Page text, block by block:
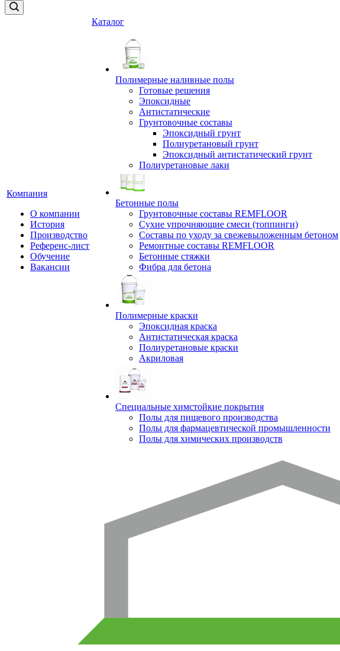
Компания
О компании
История
Производство
Референс-лист
Обучение
Вакансии
Каталог
Полимерные наливные полы
Готовые решения
Эпоксидные
Антистатические
Грунтовочные составы
Эпоксидный грунт
Полиуретановый грунт
Эпоксидный антистатический грунт
Полиуретановые лаки
Бетонные полы
Грунтовочные составы REMFLOOR
Сухие упрочняющие смеси (топпинги)
Составы по уходу за свежевыложенным бетоном
Ремонтные составы REMFLOOR
Бетонные стяжки
Фибра для бетона
Полимерные краски
Эпоксидная краска
Антистатическая краска
Полиуретановые краски
Акриловая
Специальные химстойкие покрытия
Полы для пищевого производства
Полы для фармацевтической промышленности
Полы для химических производств